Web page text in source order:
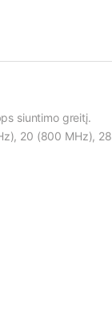
siuntimo greitį.
20 (800 MHz), 28